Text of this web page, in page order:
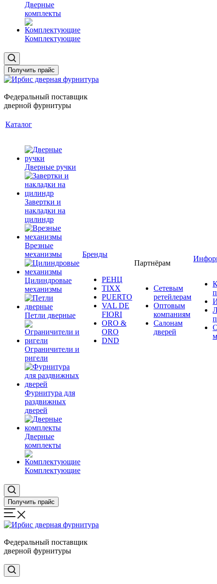
Дверные
комплекты
Комплектующие
Получить прайс
Федеральный поставщик
дверной фурнитуры
Каталог
Дверные ручки
Завертки и
накладки на
цилиндр
Врезные
механизмы
Цилиндровые
механизмы
Петли дверные
Ограничители и
ригели
Фурнитура для
раздвижных
дверей
Дверные
комплекты
Комплектующие
Бренды
РЕНЦ
TIXX
PUERTO
VAL DE
FIORI
ORO &
ORO
DND
Партнёрам
Сетевым
ретейлерам
Оптовым
компаниям
Салонам
дверей
Получить прайс
Федеральный поставщик
дверной фурнитуры